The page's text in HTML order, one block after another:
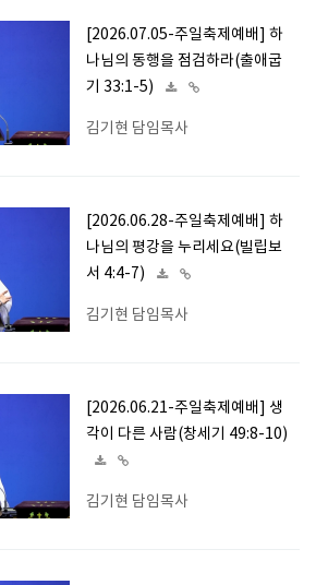
[2026.07.05-주일축제예배] 하
나님의 동행을 점검하라(출애굽
기 33:1-5)
김기현 담임목사
[2026.06.28-주일축제예배] 하
나님의 평강을 누리세요(빌립보
서 4:4-7)
김기현 담임목사
[2026.06.21-주일축제예배] 생
각이 다른 사람(창세기 49:8-10)
김기현 담임목사